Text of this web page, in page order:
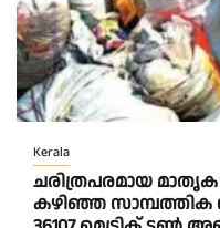
Kerala
ചരിത്രപരമായ
കഴിഞ്ഞ സാമ്പത്തിക